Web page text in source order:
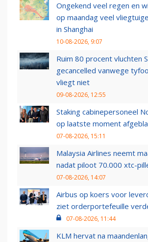
Ongekend veel regen en
op maandag veel
in Shanghai
10-08-2026, 9:07
Ruim 80 procent vluchten
gecancelled vanwege
vliegt niet
09-08-2026, 12:55
Staking cabinepersoneel
op laatste moment
07-08-2026, 15:11
Malaysia Airlines neemt
nadat piloot 70.000 xtc-
07-08-2026, 14:07
Airbus op koers voor
ziet orderportefeuille
07-08-2026, 11:44
KLM hervat na